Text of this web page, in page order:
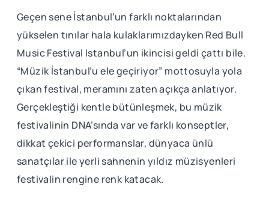
Geçen sene İstanbul’un farklı noktalarından
yükselen tınılar hala kulaklarımızdayken Red Bull
Music Festival Istanbul’un ikincisi geldi çattı bile.
“Müzik İstanbul’u ele geçiriyor” mottosuyla yola
çıkan festival, meramını zaten açıkça anlatıyor.
Gerçekleştiği kentle bütünleşmek, bu müzik
festivalinin DNA’sında var ve farklı konseptler,
dikkat çekici performanslar, dünyaca ünlü
sanatçılar ile yerli sahnenin yıldız müzisyenleri
festivalin rengine renk katacak.